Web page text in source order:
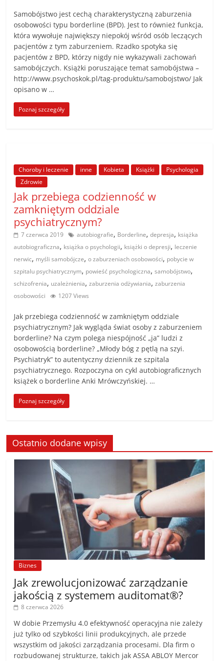
Samobójstwo jest cechą charakterystyczną zaburzenia
osobowości typu borderline (BPD). Jest to również funkcja,
która wywołuje największy niepokój wśród osób leczących
pacjentów z tym zaburzeniem. Rzadko spotyka się
pacjentów z BPD, którzy nigdy nie wykazywali zachowań
samobójczych. Książki poruszające temat samobójstwa –
http://www.psychoskok.pl/tag-produktu/samobojstwo/ Jak
opisano w …
Poznaj szczegóły
Choroby i leczenie inne Kobieta Książki
Psychologia
Zdrowie
Jak przebiega codzienność w
zamkniętym oddziale
psychiatrycznym?
7 czerwca 2019 autobiografie, Borderline,depresja, książka
autobiograficzna, książka o psychologii, książki o depresji, leczenie
nerwic, myśli samobójcze,o zaburzeniach osobowości, pobycie w
szpitalu psychiatrycznym, powieść psychologiczna,samobójstwo,
schizofrenia, uzależnienia,zaburzenia odżywiania,zaburzenia
osobowości
1207 Views
Jak przebiega codzienność w zamkniętym oddziale
psychiatrycznym? Jak wygląda świat osoby z zaburzeniem
borderline? Na czym polega niespójność „ja” ludzi z
osobowością borderline? „Młody bóg z pętlą na szyi.
Psychiatryk” to autentyczny dziennik ze szpitala
psychiatrycznego. Rozpoczyna on cykl autobiograficznych
książek o borderline Anki Mrówczyńskiej. …
Poznaj szczegóły
Ostatnio dodane wpisy
Biznes
Jak zrewolucjonizować zarządzanie
jakością z systemem auditomat®?
8 czerwca 2026
W dobie Przemysłu 4.0 efektywność operacyjna nie zależy
już tylko od szybkości linii produkcyjnych, ale przede
wszystkim od jakości zarządzania procesami. Dla firm o
rozbudowanej strukturze, takich jak ASSA ABLOY Mercor